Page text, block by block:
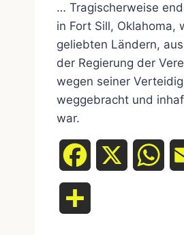
… Tragischerweise
in Fort Sill, Oklahoma,
geliebten Ländern,
der Regierung der
wegen seiner
weggebracht und
war.
Facebook